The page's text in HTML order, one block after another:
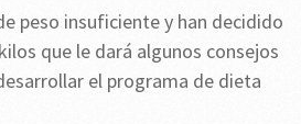
peso insuficiente y han decidido
que le dará algunos consejos
el programa de dieta